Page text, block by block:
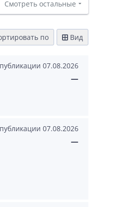
Смотреть остальные
по Вид
07.08.2026
—
07.08.2026
—